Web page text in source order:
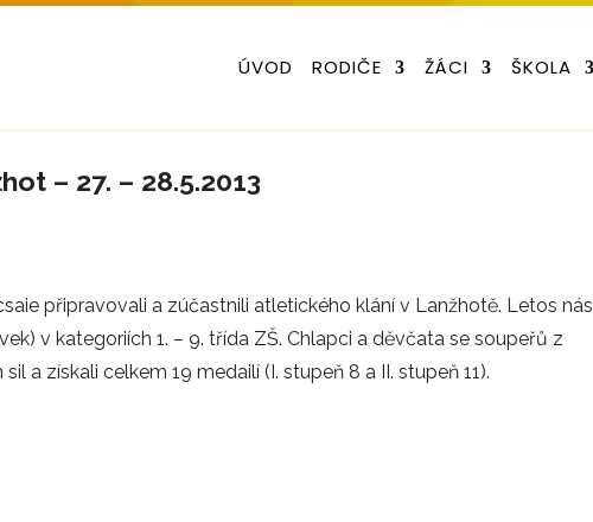
ÚVOD RODIČE ŽÁCI ŠKOLA
– 27. – 28.5.2013
připravovali a zúčastnili atletického klání v Lanžhotě. Letos nás
v kategoriích 1. – 9. třída ZŠ. Chlapci a děvčata se soupeřů z
a získali celkem 19 medailí (I. stupeň 8 a II. stupeň 11).